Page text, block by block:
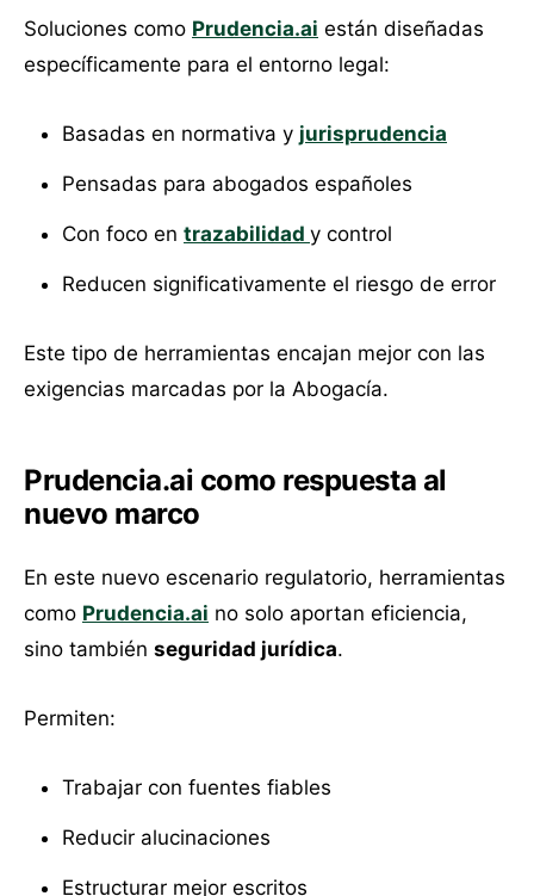
Soluciones como Prudencia.ai están diseñadas
específicamente para el entorno legal:
Basadas en normativa y jurisprudencia
Pensadas para abogados españoles
Con foco en trazabilidad y control
Reducen significativamente el riesgo de error
Este tipo de herramientas encajan mejor con las
exigencias marcadas por la Abogacía.
Prudencia.ai como respuesta al
nuevo marco
En este nuevo escenario regulatorio, herramientas
como Prudencia.ai no solo aportan eficiencia,
sino también seguridad jurídica.
Permiten:
Trabajar con fuentes fiables
Reducir alucinaciones
Estructurar mejor escritos